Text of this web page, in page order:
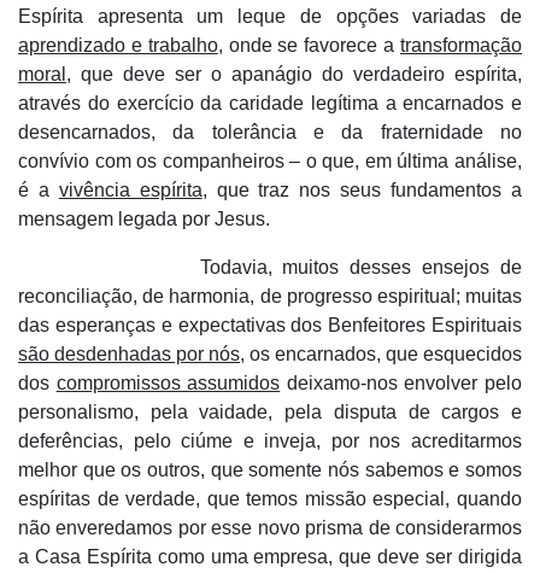
Espírita apresenta um leque de opções variadas de
aprendizado e trabalho, onde se favorece atransformação
moral , que deve ser o apanágio do verdadeiro espírita,
através do exercício da caridade legítima a encarnados e
desencarnados, da tolerância e da fraternidade no
convívio com os companheiros – o que, em última análise,
é a vivência espírita, que traz nos seus fundamentos a
mensagem legada por Jesus.
Todavia, muitos desses ensejos de
reconciliação, de harmonia, de progresso espiritual; muitas
das esperanças e expectativas dos Benfeitores Espirituais
são desdenhadas por nós, os encarnados, que esquecidos
dos compromissos assumidos deixamo-nos envolver pelo
personalismo, pela vaidade, pela disputa de cargos e
deferências, pelo ciúme e inveja, por nos acreditarmos
melhor que os outros, que somente nós sabemos e somos
espíritas de verdade, que temos missão especial, quando
não enveredamos por esse novo prisma de considerarmos
a Casa Espírita como uma empresa, que deve ser dirigida